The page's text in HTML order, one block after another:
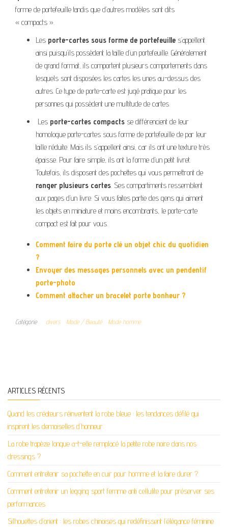
forme de portefeuille tandis que d’autres modèles sont dits
« compacts ».
Les porte-cartes sous forme de portefeuille s’appellent
ainsi puisqu’ils possèdent la taille d’un portefeuille. Généralement
de grand format, ils comportent plusieurs comportements dans
lesquels sont disposées les cartes les unes au-dessus des
autres. Ce type de porte-carte est jugé pratique pour les
personnes qui possèdent une multitude de cartes.
Les porte-cartes compacts se différencient de leur
homologue porte-cartes sous forme de portefeuille de par leur
taille réduite. Mais ils s’appellent ainsi, car ils ont une texture très
épaisse. Pour faire simple, ils ont la forme d’un petit livret.
Toutefois, ils disposent des pochettes qui vous permettront de
ranger plusieurs cartes . Ses compartiments ressemblent
aux pages d’un livre. Si vous faites partie des gens qui aiment
les objets en miniature et moins encombrants, le porte-carte
compact est fait pour vous.
Comment faire du porte clé un objet chic du quotidien
?
Envoyer des messages personnels avec un pendentif
porte-photo
Comment attacher un bracelet porte bonheur ?
Catégorie divers Mode / Beauté Mode homme
ARTICLES RÉCENTS
Quand les créateurs réinventent la robe bleue : les tendances défilé qui
inspirent les demoiselles d’honneur
La robe trapèze longue a-t-elle remplacé la petite robe noire dans nos
dressings ?
Comment entretenir sa pochette en cuir pour homme et la faire durer ?
Comment entretenir un legging sport femme anti cellulite pour préserver ses
performances
Silhouettes d’orient : les robes chinoises qui redéfinissent l’élégance féminine